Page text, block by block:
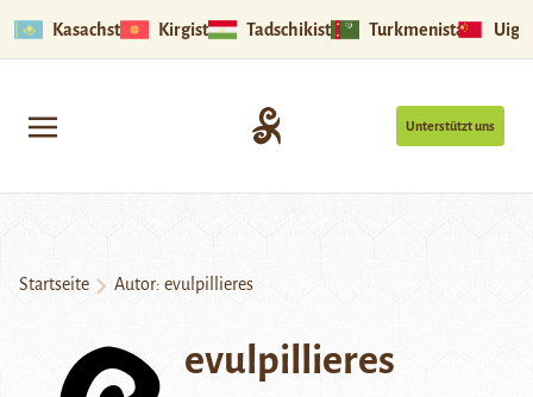
Kasachstan Kirgistan Tadschikistan Turkmenistan
Unterstützt uns
Startseite Autor: evulpillieres
evulpillieres